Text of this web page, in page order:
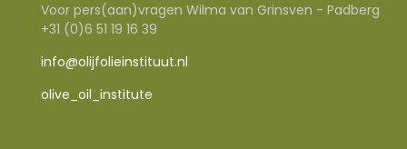
Voor pers(aan)vragen Wilma van Grinsven - Padberg
+31 (0)6 51 19 16 39
info@olijfolieinstituut.nl
olive_oil_institute